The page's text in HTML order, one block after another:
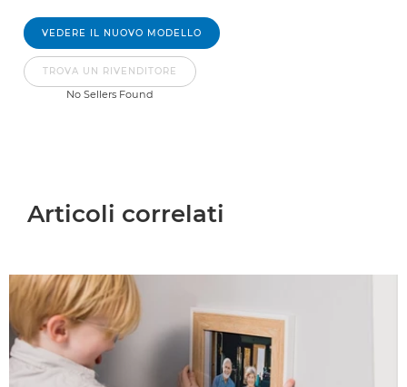
VEDERE IL NUOVO MODELLO
TROVA UN RIVENDITORE
No Sellers Found
Articoli correlati